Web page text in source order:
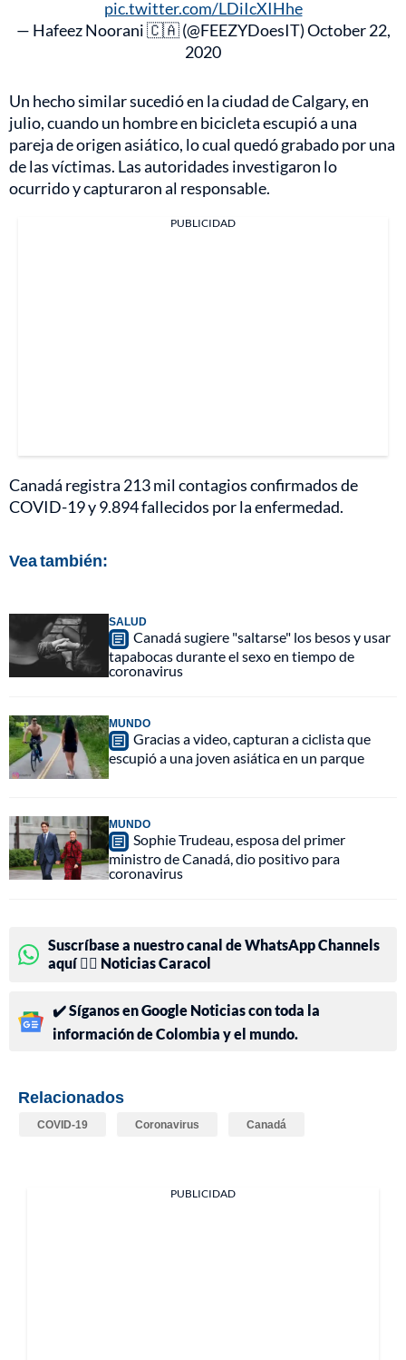
pic.twitter.com/LDiIcXIHhe
— Hafeez Noorani 🇨🇦 (@FEEZYDoesIT)October 22,
2020
Un hecho similar sucedió en la ciudad de Calgary, en
julio, cuando un hombre en bicicleta escupió a una
pareja de origen asiático, lo cual quedó grabado por una
de las víctimas. Las autoridades investigaron lo
ocurrido y capturaron al responsable.
PUBLICIDAD
Canadá registra 213 mil contagios confirmados de
COVID-19 y 9.894 fallecidos por la enfermedad.
Vea también:
SALUD
Canadá sugiere "saltarse" los besos y usar
tapabocas durante el sexo en tiempo de
coronavirus
MUNDO
Gracias a video, capturan a ciclista que
escupió a una joven asiática en un parque
MUNDO
Sophie Trudeau, esposa del primer
ministro de Canadá, dio positivo para
coronavirus
Suscríbase a nuestro canal de WhatsApp Channels
aquí 👉🏻 Noticias Caracol
✔️ Síganos en Google Noticias con toda la
información de Colombia y el mundo.
Relacionados
COVID-19 Coronavirus Canadá
PUBLICIDAD